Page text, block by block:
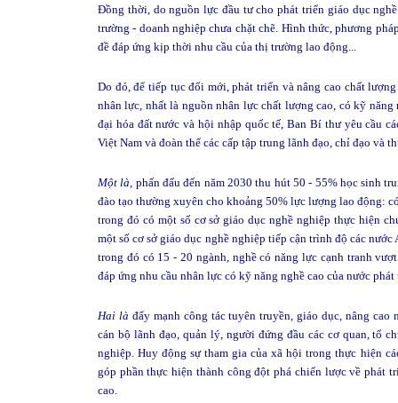
Đồng thời, do nguồn lực đầu tư cho phát triển giáo dục
trường - doanh nghiệp chưa chặt chẽ. Hình thức, phương
đề đáp ứng kịp thời nhu cầu của thị trường lao động...
Do đó, để tiếp tục đổi mới, phát triển và nâng cao chất
nhân lực, nhất là nguồn nhân lực chất lượng cao, có kỹ
đại hóa đất nước và hội nhập quốc tế, Ban Bí thư yêu cầu
Việt Nam và đoàn thể các cấp tập trung lãnh đạo, chỉ đạo và
Một là, phấn đấu đến năm 2030 thu hút 50 - 55% học sinh
đào tạo thường xuyên cho khoảng 50% lực lượng lao động:
trong đó có một số cơ sở giáo dục nghề nghiệp thực hiện
một số cơ sở giáo dục nghề nghiệp tiếp cận trình độ các
trong đó có 15 - 20 ngành, nghề có năng lực cạnh tranh
đáp ứng nhu cầu nhân lực có kỹ năng nghề cao của nước
Hai là đẩy mạnh công tác tuyên truyền, giáo dục, nâng
cán bộ lãnh đạo, quản lý, người đứng đầu các cơ quan, tổ
nghiệp. Huy động sự tham gia của xã hội trong thực hiện
góp phần thực hiện thành công đột phá chiến lược về phát
cao.